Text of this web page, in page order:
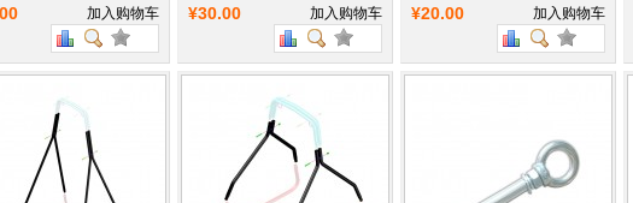
加入购物车 ¥30.00 加入购物车 ¥20.00 加入购物车